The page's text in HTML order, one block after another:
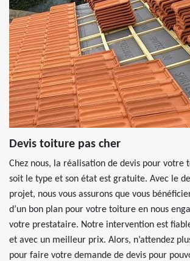
Devis toiture pas cher
Chez nous, la réalisation de devis pour votre
soit le type et son état est gratuite. Avec le
projet, nous vous assurons que vous
d’un bon plan pour votre toiture en nous
votre prestataire. Notre intervention est
et avec un meilleur prix. Alors, n’attendez
pour faire votre demande de devis pour